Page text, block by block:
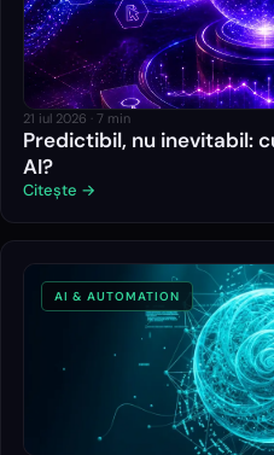
21 iul 2026 · 7 min
Predictibil, nu inevitabil:
AI?
Citește →
AI & AUTOMATION